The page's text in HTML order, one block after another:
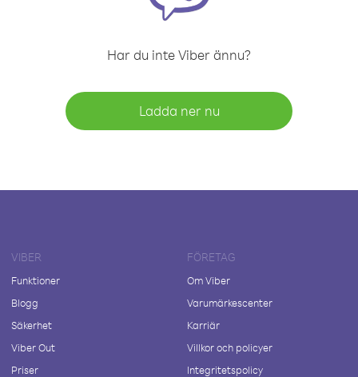
Har du inte Viber ännu?
Ladda ner nu
VIBER
Funktioner
Blogg
Säkerhet
Viber Out
Priser
FÖRETAG
Om Viber
Varumärkescenter
Karriär
Villkor och policyer
Integritetspolicy